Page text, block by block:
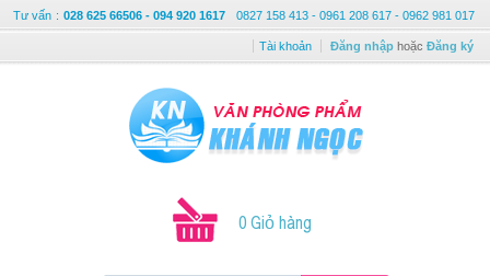
Tư vấn : 028 625 66506 - 094 920 1617 0827 158 413 - 0961 208 617 - 0962 981 017
Tài khoản Đăng nhập hoặc Đăng ký
0 Giỏ hàng